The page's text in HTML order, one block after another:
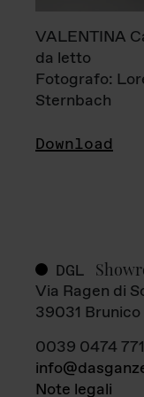
VALENTINA
da letto
Fotografo:
Sternbach
Download
DGL
Via Ragen di
39031 Brunico
0039 0474
Note legali